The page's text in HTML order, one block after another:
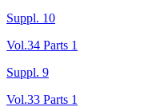
Suppl. 10
Vol.34 Parts 1
Suppl. 9
Vol.33 Parts 1